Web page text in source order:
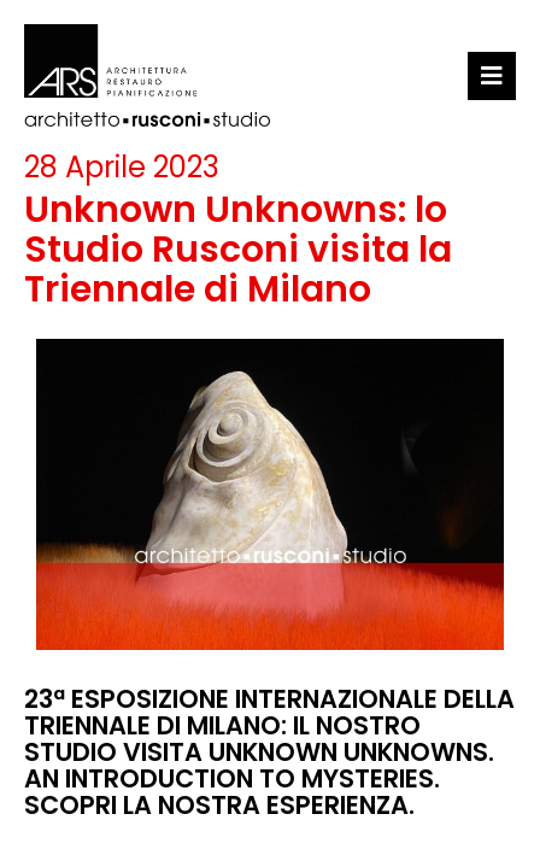
PORTFOLIO
NEWS
28 Aprile 2023
Unknown Unknowns: lo
Studio Rusconi visita la
Triennale di Milano
23ª ESPOSIZIONE INTERNAZIONALE DELLA
TRIENNALE DI MILANO: IL NOSTRO
STUDIO VISITA UNKNOWN UNKNOWNS.
AN INTRODUCTION TO MYSTERIES.
SCOPRI LA NOSTRA ESPERIENZA.